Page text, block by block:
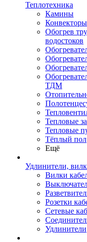
Теплотехника
Камины
Конвекторы
Обогрев
водостоков
ТДМ
Тепловые
Тепловые
Тёплый пол
Ещё
Удлинители,
Вилки
Розетки
Сетевые
Удлинители